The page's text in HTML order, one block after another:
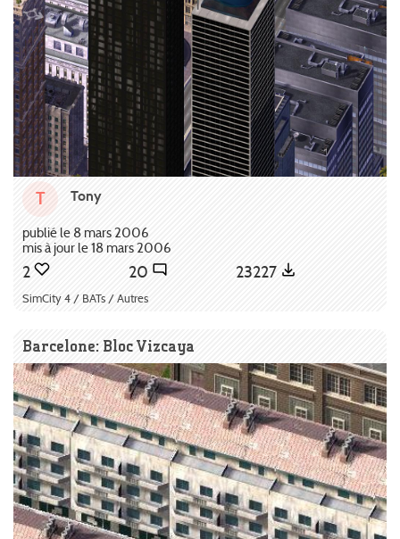
T Tony
publié le 8 mars 2006
mis à jour le 18 mars 2006
2 20 23227
SimCity 4 / BATs / Autres
Barcelone: Bloc Vizcaya